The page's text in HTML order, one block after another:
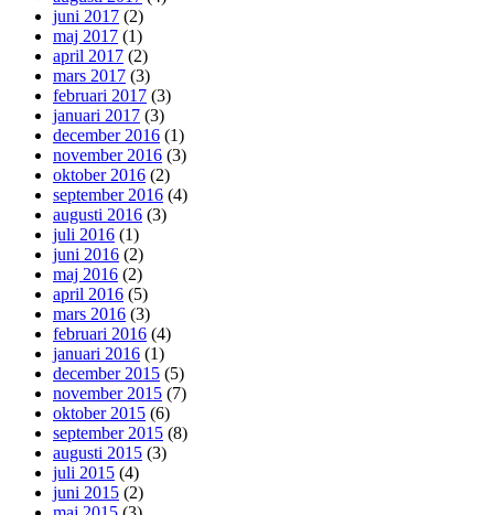
juni 2017 (2)
maj 2017 (1)
april 2017 (2)
mars 2017 (3)
februari 2017 (3)
januari 2017 (3)
december 2016 (1)
november 2016 (3)
oktober 2016 (2)
september 2016 (4)
augusti 2016 (3)
juli 2016 (1)
juni 2016 (2)
maj 2016 (2)
april 2016 (5)
mars 2016 (3)
februari 2016 (4)
januari 2016 (1)
december 2015 (5)
november 2015 (7)
oktober 2015 (6)
september 2015 (8)
augusti 2015 (3)
juli 2015 (4)
juni 2015 (2)